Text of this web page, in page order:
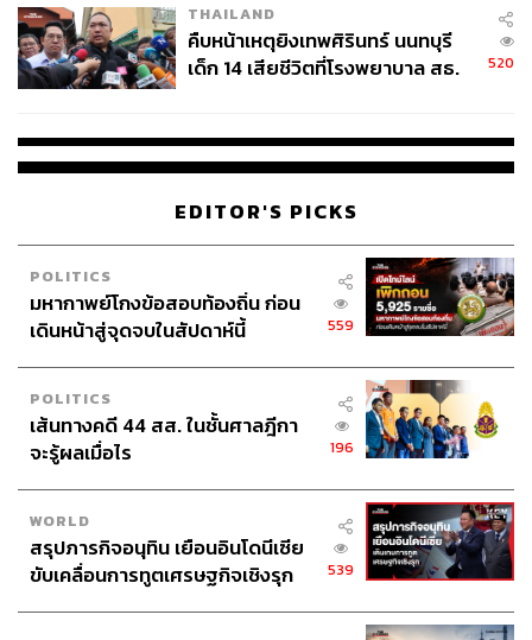
THAILAND
คืบหน้าเหตุยิงเทพศิรินทร์ นนทบุรี
เด็ก 14 เสียชีวิตที่โรงพยาบาล สธ.
520
EDITOR'S PICKS
POLITICS
มหากาพย์โกงข้อสอบท้องถิ่น ก่อน
เดินหน้าสู่จุดจบในสัปดาห์นี้
559
POLITICS
เส้นทางคดี 44 สส. ในชั้นศาลฎีกา
จะรู้ผลเมื่อไร
196
WORLD
สรุปภารกิจอนุทิน เยือนอินโดนีเซีย
ขับเคลื่อนการทูตเศรษฐกิจเชิงรุก
539